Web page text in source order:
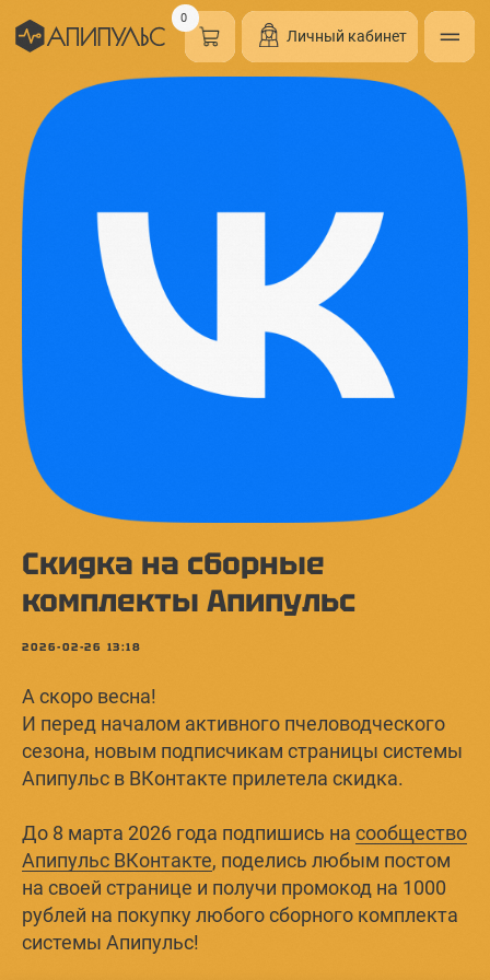
Личный кабинет
Скидка на сборные
комплекты Апипульс
2026-02-26 13:18
А скоро весна!
И перед началом активного пчеловодческого
сезона, новым подписчикам страницы системы
Апипульс в ВКонтакте прилетела скидка.
До 8 марта 2026 года подпишись на сообщество
Апипульс ВКонтакте, поделись любым постом
на своей странице и получи промокод на 1000
рублей на покупку любого сборного комплекта
системы Апипульс!